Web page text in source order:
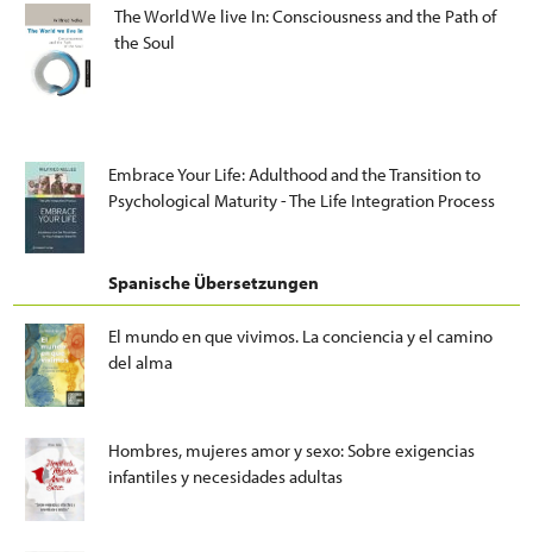
The World We live In:Consciousness and the Path of
the Soul
Embrace Your Life: Adulthood and the Transition to
Psychological Maturity - The Life Integration Process
Spanische Übersetzungen
El mundo en que vivimos. La conciencia y el camino
del alma
Hombres, mujeres amor y sexo: Sobre exigencias
infantiles y necesidades adultas